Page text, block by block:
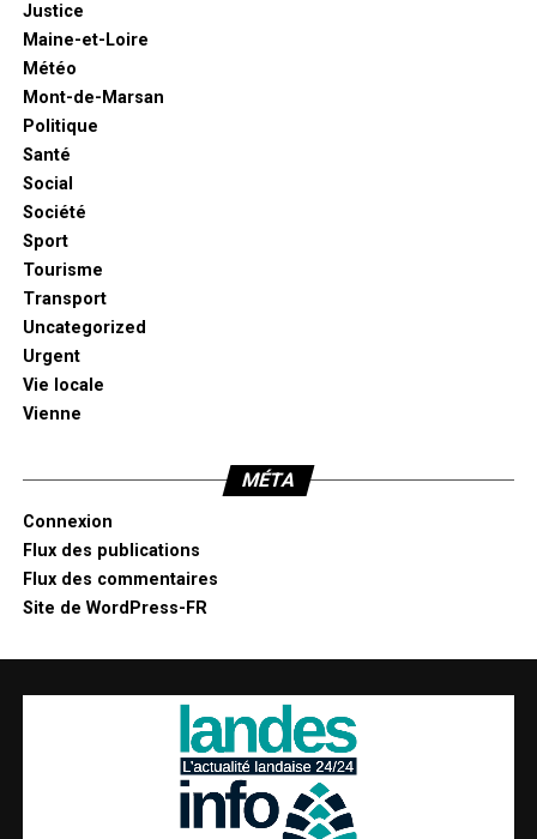
Justice
Maine-et-Loire
Météo
Mont-de-Marsan
Politique
Santé
Social
Société
Sport
Tourisme
Transport
Uncategorized
Urgent
Vie locale
Vienne
MÉTA
Connexion
Flux des publications
Flux des commentaires
Site de WordPress-FR